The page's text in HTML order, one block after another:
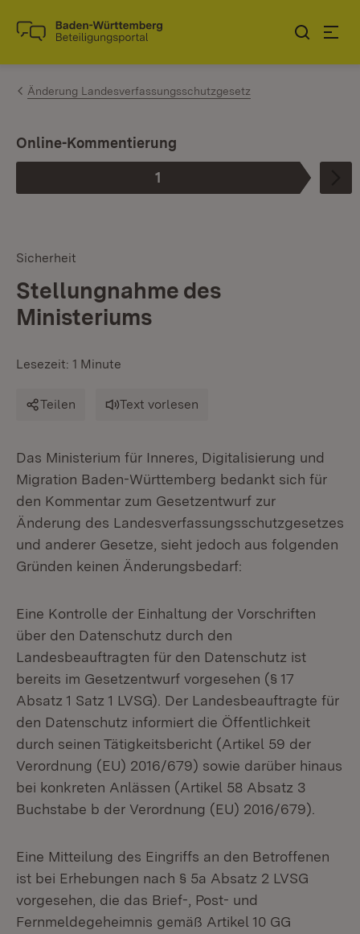
Zum Inhalt springen
Link zur Startseite
Änderung Landesverfassungs­schutzgesetz
Phase
1
:
Online-Kommentierung
Sicherheit
Stellungnahme des
Ministeriums
Lesezeit: 1 Minute
Teilen Text vorlesen
Das Ministerium für Inneres, Digitalisierung und
Migration Baden-Württemberg bedankt sich für
den Kommentar zum Gesetzentwurf zur
Änderung des Landesverfassungsschutzgesetzes
und anderer Gesetze, sieht jedoch aus folgenden
Gründen keinen Änderungsbedarf:
Eine Kontrolle der Einhaltung der Vorschriften
über den Datenschutz durch den
Landesbeauftragten für den Datenschutz ist
bereits im Gesetzentwurf vorgesehen (§ 17
Absatz 1 Satz 1 LVSG). Der Landesbeauftragte für
den Datenschutz informiert die Öffentlichkeit
durch seinen Tätigkeitsbericht (Artikel 59 der
Verordnung (EU) 2016/679) sowie darüber hinaus
bei konkreten Anlässen (Artikel 58 Absatz 3
Buchstabe b der Verordnung (EU) 2016/679).
Eine Mitteilung des Eingriffs an den Betroffenen
ist bei Erhebungen nach § 5a Absatz 2 LVSG
vorgesehen, die das Brief-, Post- und
Fernmeldegeheimnis gemäß Artikel 10 GG